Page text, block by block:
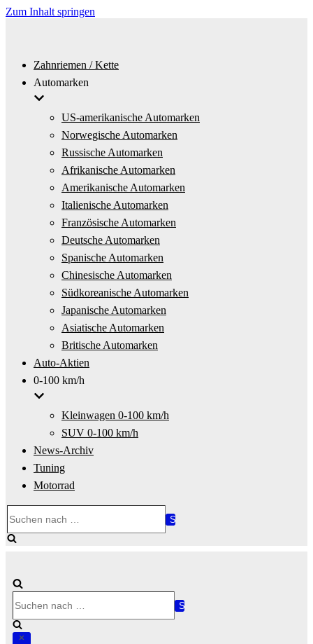
Zum Inhalt springen
Zahnriemen / Kette
Automarken
US-amerikanische Automarken
Norwegische Automarken
Russische Automarken
Afrikanische Automarken
Amerikanische Automarken
Italienische Automarken
Französische Automarken
Deutsche Automarken
Spanische Automarken
Chinesische Automarken
Südkoreanische Automarken
Japanische Automarken
Asiatische Automarken
Britische Automarken
Auto-Aktien
0-100 km/h
Kleinwagen 0-100 km/h
SUV 0-100 km/h
News-Archiv
Tuning
Motorrad
nach …
nach …